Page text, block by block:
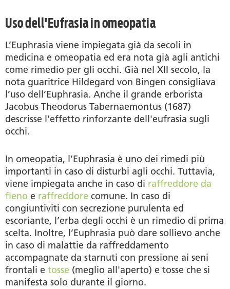
Uso dell'Eufrasia in omeopatia
L’Euphrasia viene impiegata già da secoli in
medicina e omeopatia ed era nota già agli antichi
come rimedio per gli occhi. Già nel XII secolo, la
nota guaritrice Hildegard von Bingen consigliava
l’uso dell’Euphrasia. Anche il grande erborista
Jacobus Theodorus Tabernaemontus (1687)
descrisse l'effetto rinforzante dell'eufrasia sugli
occhi.
In omeopatia, l’Euphrasia è uno dei rimedi più
importanti in caso di disturbi agli occhi. Tuttavia,
viene impiegata anche in caso di raffreddore da
fieno e raffreddore comune. In caso di
congiuntiviti con secrezione purulenta ed
escoriante, l’erba degli occhi è un rimedio di prima
scelta. Inoltre, l’Euphrasia può dare sollievo anche
in caso di malattie da raffreddamento
accompagnate da starnuti con pressione ai seni
frontali e tosse (meglio all'aperto) e tosse che si
manifesta solo durante il giorno.